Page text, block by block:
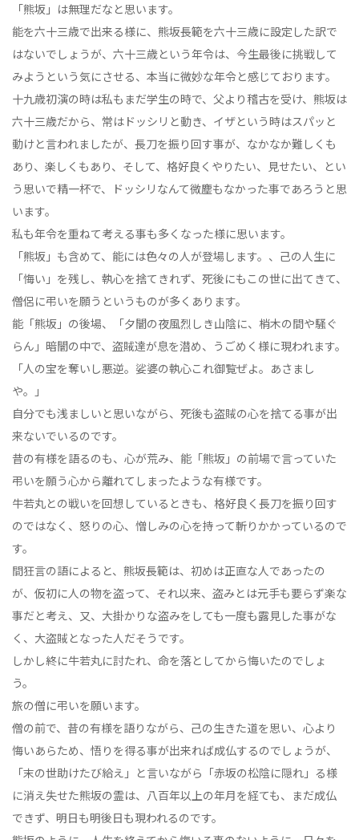
「熊坂」は無理だなと思います。
能を六十三歳で出来る様に、熊坂長範を六十三歳に設定した訳で
はないでしょうが、六十三歳という年令は、今生最後に挑戦して
みようという気にさせる、本当に微妙な年令と感じております。
十九歳初演の時は私もまだ学生の時で、父より稽古を受け、熊坂は
六十三歳だから、常はドッシリと動き、イザという時はスパッと
動けと言われましたが、長刀を振り回す事が、なかなか難しくも
あり、楽しくもあり、そして、格好良くやりたい、見せたい、とい
う思いで精一杯で、ドッシリなんて微塵もなかった事であろうと思
います。
私も年令を重ねて考える事も多くなった様に思います。
「熊坂」も含めて、能には色々の人が登場します。、己の人生に
「悔い」を残し、執心を捨てきれず、死後にもこの世に出てきて、
僧侶に弔いを願うというものが多くあります。
能「熊坂」の後場、「夕闇の夜風烈しき山陰に、梢木の間や騒ぐ
らん」暗闇の中で、盗賊達が息を潜め、うごめく様に現われます。
「人の宝を奪いし悪逆。娑婆の執心これ御覧ぜよ。あさまし
や。」
自分でも浅ましいと思いながら、死後も盗賊の心を捨てる事が出
来ないでいるのです。
昔の有様を語るのも、心が荒み、能「熊坂」の前場で言っていた
弔いを願う心から離れてしまったような有様です。
牛若丸との戦いを回想しているときも、格好良く長刀を振り回す
のではなく、怒りの心、憎しみの心を持って斬りかかっているので
す。
間狂言の語によると、熊坂長範は、初めは正直な人であったの
が、仮初に人の物を盗って、それ以来、盗みとは元手も要らず楽な
事だと考え、又、大掛かりな盗みをしても一度も露見した事がな
く、大盗賊となった人だそうです。
しかし終に牛若丸に討たれ、命を落としてから悔いたのでしょ
う。
旅の僧に弔いを願います。
僧の前で、昔の有様を語りながら、己の生きた道を思い、心より
悔いあらため、悟りを得る事が出来れば成仏するのでしょうが、
「末の世助けたび給え」と言いながら「赤坂の松陰に隠れ」る様
に消え失せた熊坂の霊は、八百年以上の年月を経ても、まだ成仏
できず、明日も明後日も現われるのです。